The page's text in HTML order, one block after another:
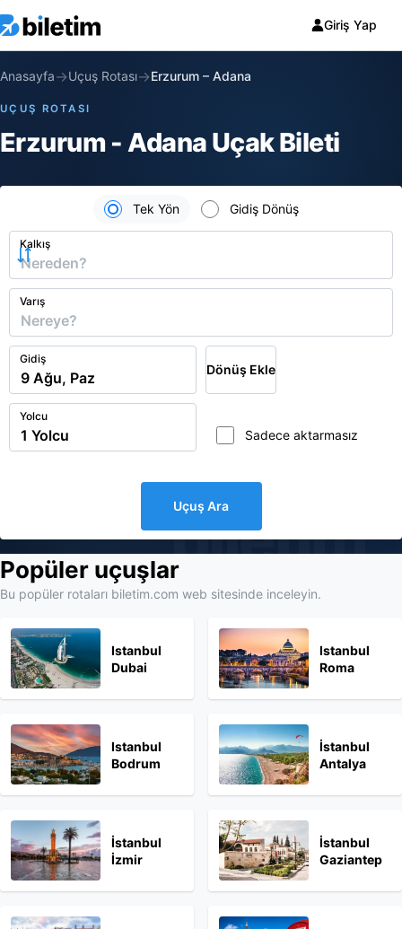
Giriş Yap
biletim
Anasayfa→Uçuş Rotası→Erzurum – Adana
UÇUŞ ROTASI
Erzurum - Adana Uçak Bileti
Tek Yön Gidiş Dönüş
Kalkış
Varış
Gidiş
Dönüş Ekle
Yolcu
Sadece aktarmasız
Uçuş Ara
Popüler uçuşlar
Bu popüler rotaları biletim.com web sitesinde inceleyin.
Istanbul
Dubai
Istanbul
Roma
Istanbul
Bodrum
İstanbul
Antalya
İstanbul
İzmir
İstanbul
Gaziantep